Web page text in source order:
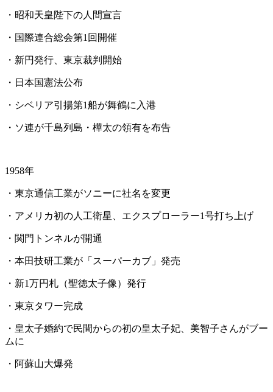
・昭和天皇陛下の人間宣言
・国際連合総会第1回開催
・新円発行、東京裁判開始
・日本国憲法公布
・シベリア引揚第1船が舞鶴に入港
・ソ連が千島列島・樺太の領有を布告
1958年
・東京通信工業がソニーに社名を変更
・アメリカ初の人工衛星、エクスプローラー1号打ち上げ
・関門トンネルが開通
・本田技研工業が「スーパーカブ」発売
・新1万円札（聖徳太子像）発行
・東京タワー完成
・皇太子婚約で民間からの初の皇太子妃、美智子さんがブー
ムに
・阿蘇山大爆発